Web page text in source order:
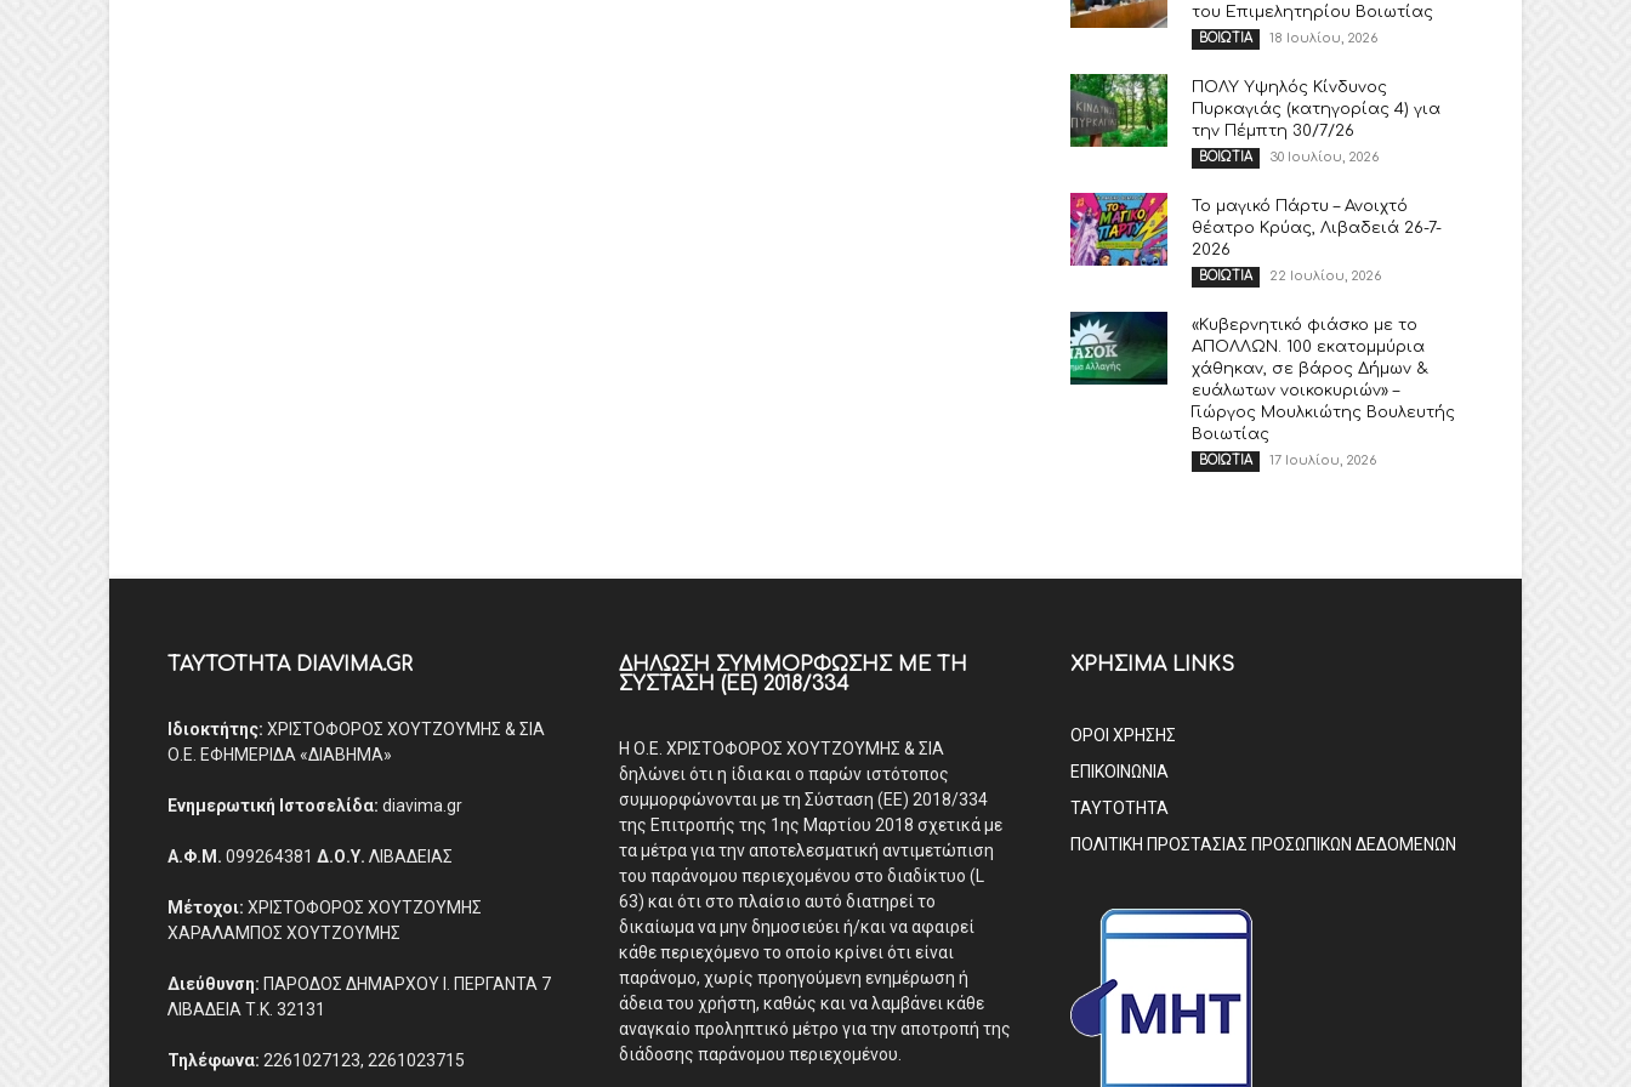
του Επιμελητηρίου Βοιωτίας
ΒΟΙΩΤΙΑ 18 Ιουλίου, 2026
ΠΟΛΥ Υψηλός Κίνδυνος
Πυρκαγιάς (κατηγορίας 4) για
την Πέμπτη 30/7/26
ΒΟΙΩΤΙΑ 30 Ιουλίου, 2026
Το μαγικό Πάρτυ – Ανοιχτό
θέατρο Κρύας, Λιβαδειά 26-7-
2026
ΒΟΙΩΤΙΑ 22 Ιουλίου, 2026
«Κυβερνητικό φιάσκο με το
ΑΠΟΛΛΩΝ. 100 εκατομμύρια
χάθηκαν, σε βάρος Δήμων &
ευάλωτων νοικοκυριών» –
Γιώργος Μουλκιώτης Βουλευτής
Βοιωτίας
ΒΟΙΩΤΙΑ 17 Ιουλίου, 2026
ΤΑΥΤΟΤΗΤΑ DIAVIMA.GR
Ιδιοκτήτης: ΧΡΙΣΤΟΦΟΡΟΣ ΧΟΥΤΖΟΥΜΗΣ & ΣΙΑ
Ο.Ε. ΕΦΗΜΕΡΙΔΑ «ΔΙΑΒΗΜΑ»
Ενημερωτική Ιστοσελίδα: diavima.gr
Α.Φ.Μ. 099264381 Δ.Ο.Υ. ΛΙΒΑΔΕΙΑΣ
Μέτοχοι: ΧΡΙΣΤΟΦΟΡΟΣ ΧΟΥΤΖΟΥΜΗΣ
ΧΑΡΑΛΑΜΠΟΣ ΧΟΥΤΖΟΥΜΗΣ
Διεύθυνση: ΠΑΡΟΔΟΣ ΔΗΜΑΡΧΟΥ Ι. ΠΕΡΓΑΝΤΑ 7
ΛΙΒΑΔΕΙΑ Τ.Κ. 32131
Τηλέφωνα: 2261027123, 2261023715
ΔΉΛΩΣΗ ΣΥΜΜΌΡΦΩΣΗΣ ΜΕ ΤΗ
ΣΎΣΤΑΣΗ (ΕΕ) 2018/334
Η Ο.Ε. ΧΡΙΣΤΟΦΟΡΟΣ ΧΟΥΤΖΟΥΜΗΣ & ΣΙΑ
δηλώνει ότι η ίδια και ο παρών ιστότοπος
συμμορφώνονται με τη Σύσταση (ΕΕ) 2018/334
της Επιτροπής της 1ης Μαρτίου 2018 σχετικά με
τα μέτρα για την αποτελεσματική αντιμετώπιση
του παράνομου περιεχομένου στο διαδίκτυο (L
63) και ότι στο πλαίσιο αυτό διατηρεί το
δικαίωμα να μην δημοσιεύει ή/και να αφαιρεί
κάθε περιεχόμενο το οποίο κρίνει ότι είναι
παράνομο, χωρίς προηγούμενη ενημέρωση ή
άδεια του χρήστη, καθώς και να λαμβάνει κάθε
αναγκαίο προληπτικό μέτρο για την αποτροπή της
διάδοσης παράνομου περιεχομένου.
ΧΡΗΣΙΜΑ LINKS
ΟΡΟΙ ΧΡΗΣΗΣ
ΕΠΙΚΟΙΝΩΝΙΑ
ΤΑΥΤΟΤΗΤΑ
ΠΟΛΙΤΙΚΗ ΠΡΟΣΤΑΣΙΑΣ ΠΡΟΣΩΠΙΚΩΝ ΔΕΔΟΜΕΝΩΝ